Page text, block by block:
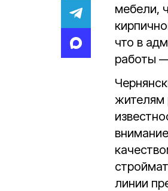
мебели,
что в
работы
жителям
линии